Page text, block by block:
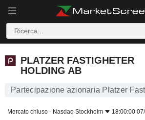
PLATZER FASTIGHETER
HOLDING AB
Partecipazione azionaria Platzer
Mercato chiuso - Nasdaq Stockholm 18:00:00